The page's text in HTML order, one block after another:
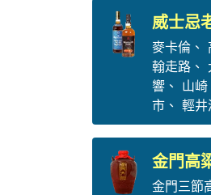
威士忌
麥卡倫、
翰走路、
響、 山崎
市、 輕井
金門高
金門三節